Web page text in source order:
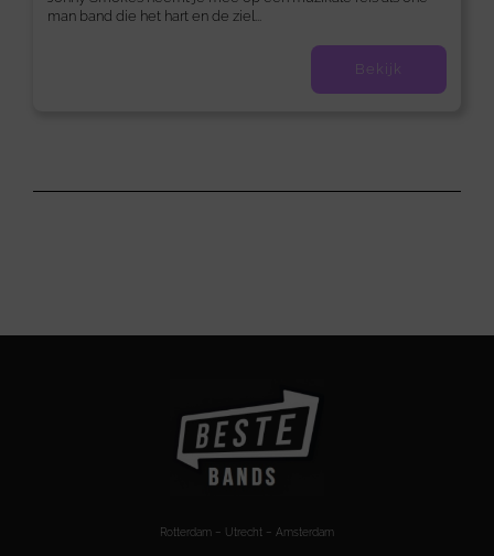
man band die het hart en de ziel...
Bekijk
Rotterdam – Utrecht – Amsterdam